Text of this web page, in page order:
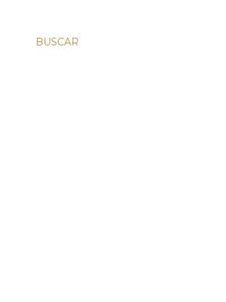
BUSCAR